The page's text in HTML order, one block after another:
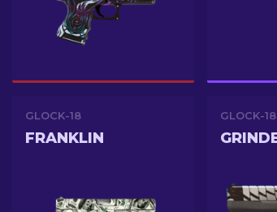
GLOCK-18
FRANKLIN
GLOCK-18